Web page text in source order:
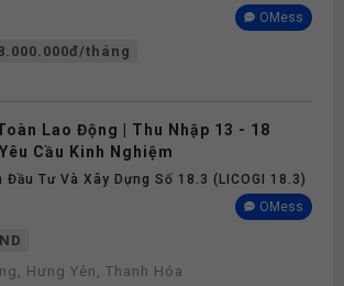
OMess
tháng
Lao Động | Thu Nhập 13 - 18
Cầu Kinh Nghiệm
Đầu Tư Và Xây Dựng Số 18.3 (LICOGI 18.3)
OMess
Hưng Yên, Thanh Hóa